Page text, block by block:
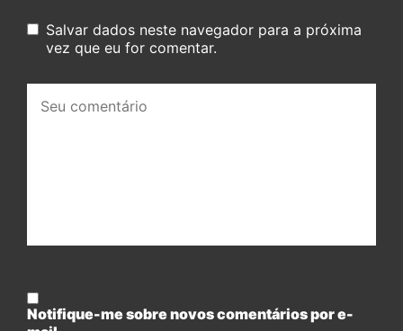
Salvar dados neste navegador para a próxima
vez que eu for comentar.
comentário:
Notifique-me sobre novos comentários por e-